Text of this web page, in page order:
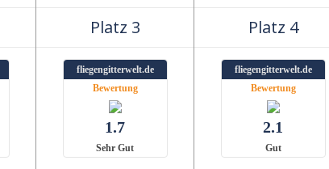
Platz 3 Platz 4
fliegengitterwelt.de
Bewertung
1.7
Sehr Gut
fliegengitterwelt.de
Bewertung
2.1
Gut